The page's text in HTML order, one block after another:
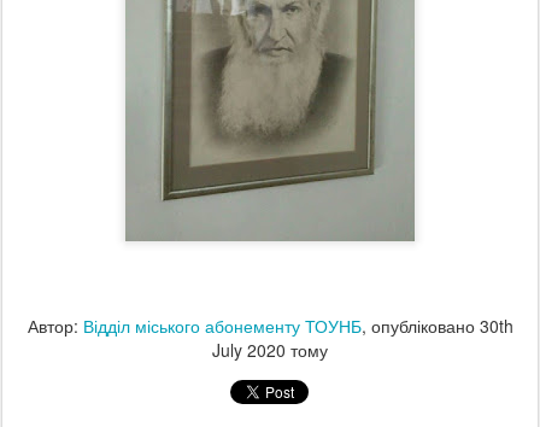
Автор: Відділ міського абонементу ТОУНБ, опубліковано 30th
July 2020 тому